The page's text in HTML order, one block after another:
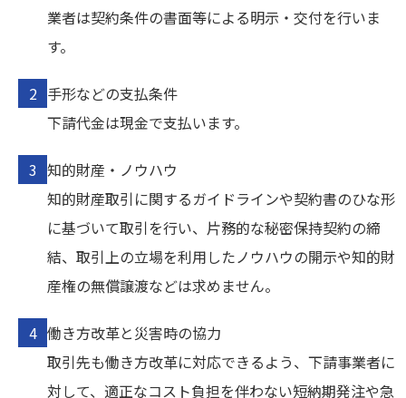
業者は契約条件の書面等による明示・交付を行いま
す。
手形などの支払条件
下請代金は現金で支払います。
知的財産・ノウハウ
知的財産取引に関するガイドラインや契約書のひな形
に基づいて取引を行い、片務的な秘密保持契約の締
結、取引上の立場を利用したノウハウの開示や知的財
産権の無償譲渡などは求めません。
働き方改革と災害時の協力
取引先も働き方改革に対応できるよう、下請事業者に
対して、適正なコスト負担を伴わない短納期発注や急